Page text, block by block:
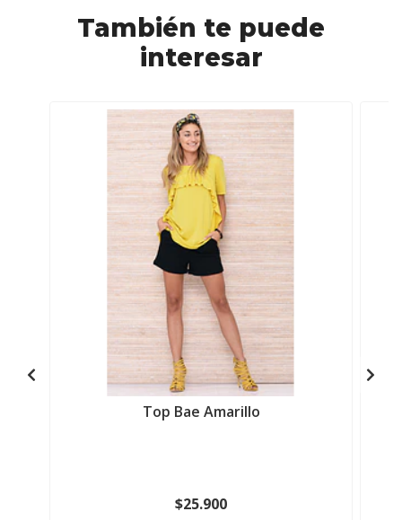
También te puede
interesar
Top Bae Amarillo
$25.900